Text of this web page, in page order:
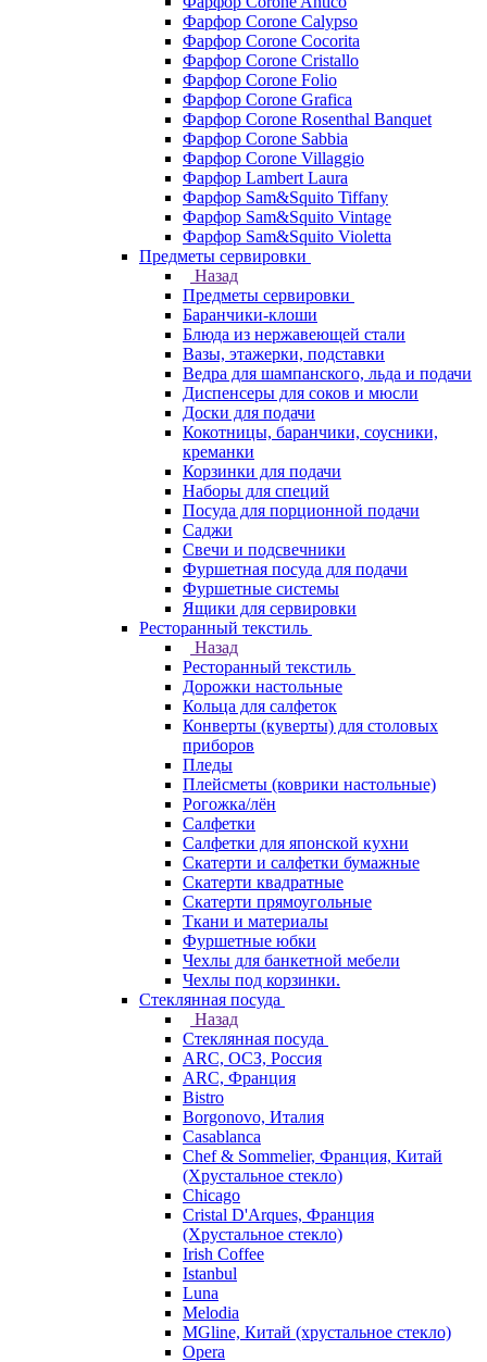
Фарфор Corone Calypso
Фарфор Corone Cocorita
Фарфор Corone Cristallo
Фарфор Corone Folio
Фарфор Corone Grafica
Фарфор Corone Rosenthal Banquet
Фарфор Corone Sabbia
Фарфор Corone Villaggio
Фарфор Lambert Laura
Фарфор Sam&Squito Tiffany
Фарфор Sam&Squito Vintage
Фарфор Sam&Squito Violetta
Предметы сервировки
Назад
Предметы сервировки
Баранчики-клоши
Блюда из нержавеющей стали
Вазы, этажерки, подставки
Ведра для шампанского, льда и подачи
Диспенсеры для соков и мюсли
Доски для подачи
Кокотницы, баранчики, соусники,
креманки
Корзинки для подачи
Наборы для специй
Посуда для порционной подачи
Саджи
Свечи и подсвечники
Фуршетная посуда для подачи
Фуршетные системы
Ящики для сервировки
Ресторанный текстиль
Назад
Ресторанный текстиль
Дорожки настольные
Кольца для салфеток
Конверты (куверты) для столовых
приборов
Пледы
Плейсметы (коврики настольные)
Рогожка/лён
Салфетки
Салфетки для японской кухни
Скатерти и салфетки бумажные
Скатерти квадратные
Скатерти прямоугольные
Ткани и материалы
Фуршетные юбки
Чехлы для банкетной мебели
Чехлы под корзинки.
Стеклянная посуда
Назад
Стеклянная посуда
ARC, ОСЗ, Россия
ARC, Франция
Bistro
Borgonovo, Италия
Casablanca
Chef & Sommelier, Франция, Китай
(Хрустальное стекло)
Chicago
Cristal D'Arques, Франция
(Хрустальное стекло)
Irish Coffee
Istanbul
Luna
Melodia
MGline, Китай (хрустальное стекло)
Opera